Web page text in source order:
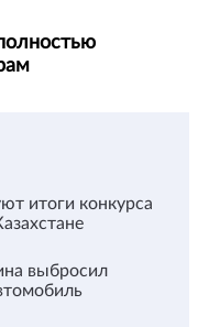
итоги конкурса
выбросил